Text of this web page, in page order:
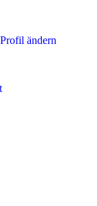
ändern